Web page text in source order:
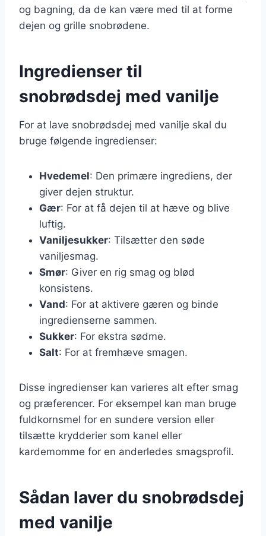
og bagning, da de kan være med til at forme
dejen og grille snobrødene.
Ingredienser til
snobrødsdej med vanilje
For at lave snobrødsdej med vanilje skal du
bruge følgende ingredienser:
Hvedemel: Den primære ingrediens, der
giver dejen struktur.
Gær: For at få dejen til at hæve og blive
luftig.
Vaniljesukker: Tilsætter den søde
vaniljesmag.
Smør: Giver en rig smag og blød
konsistens.
Vand: For at aktivere gæren og binde
ingredienserne sammen.
Sukker: For ekstra sødme.
Salt: For at fremhæve smagen.
Disse ingredienser kan varieres alt efter smag
og præferencer. For eksempel kan man bruge
fuldkornsmel for en sundere version eller
tilsætte krydderier som kanel eller
kardemomme for en anderledes smagsprofil.
Sådan laver du snobrødsdej
med vanilje